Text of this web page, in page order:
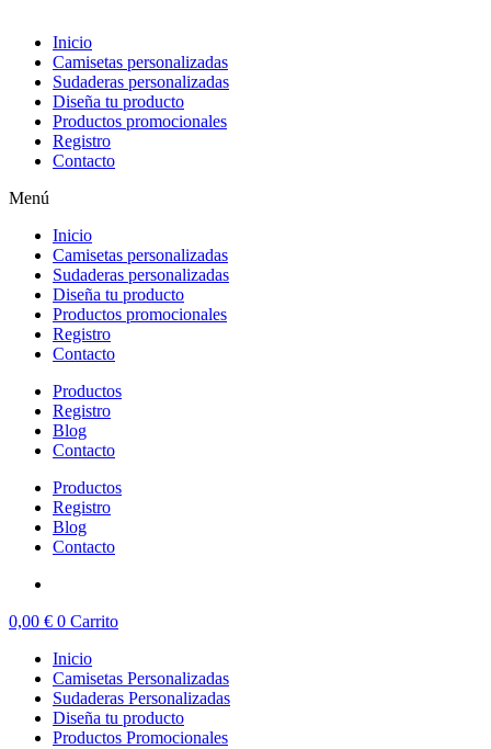
Inicio
Camisetas personalizadas
Sudaderas personalizadas
Diseña tu producto
Productos promocionales
Registro
Contacto
Menú
Inicio
Camisetas personalizadas
Sudaderas personalizadas
Diseña tu producto
Productos promocionales
Registro
Contacto
Productos
Registro
Blog
Contacto
Productos
Registro
Blog
Contacto
0,00 € 0 Carrito
Inicio
Camisetas Personalizadas
Sudaderas Personalizadas
Diseña tu producto
Productos Promocionales